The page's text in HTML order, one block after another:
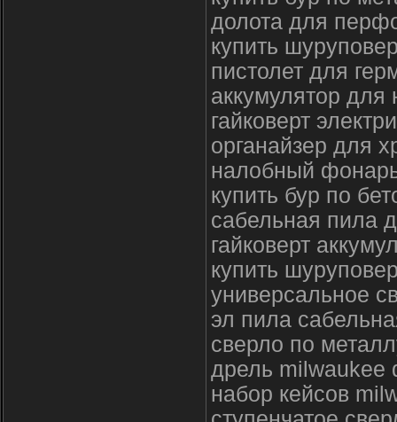
долота для
купить
пистолет для
аккумулятор для
гайковерт
органайзер для
налобный
купить бур по
сабельная пила
гайковерт
купить
универсальное
эл пила
сверло по
дрель milwaukee
набор кейсов